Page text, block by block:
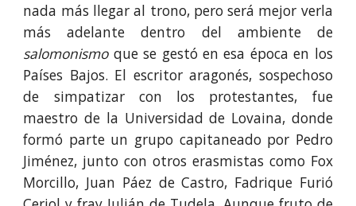
nada más llegar al trono, pero será mejor verla
más adelante dentro del ambiente de
salomonismo que se gestó en esa época en los
Países Bajos. El escritor aragonés, sospechoso
de simpatizar con los protestantes, fue
maestro de la Universidad de Lovaina, donde
formó parte un grupo capitaneado por Pedro
Jiménez, junto con otros erasmistas como Fox
Morcillo, Juan Páez de Castro, Fadrique Furió